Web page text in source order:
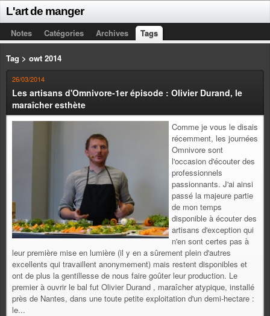
L'art de manger
Notes Catégories Archives Tags
Tag > owt 2014
26/03/2014
Les artisans d'Omnivore-1er épisode : Olivier Durand, le
maraîcher esthète
Comme je vous le disais
récemment, les journées
Omnivore sont
l'occasion d'écouter des
professionnels
passionnants. J'ai ainsi
passé la majeure partie
de mon temps
disponible à écouter des
artisans d'exception qui
n'en sont certes pas à
leur première mise en lumière (il y en a sûrement plein d'autres
excellents qui travaillent anonymement) mais restent disponibles et
ont de plus la gentillesse de nous faire goûter leur production. Le
premier à ouvrir le bal fut Olivier Durand , maraîcher atypique, installé
près de Nantes, dans une toute petite exploitation d'un demi-hectare :
le...